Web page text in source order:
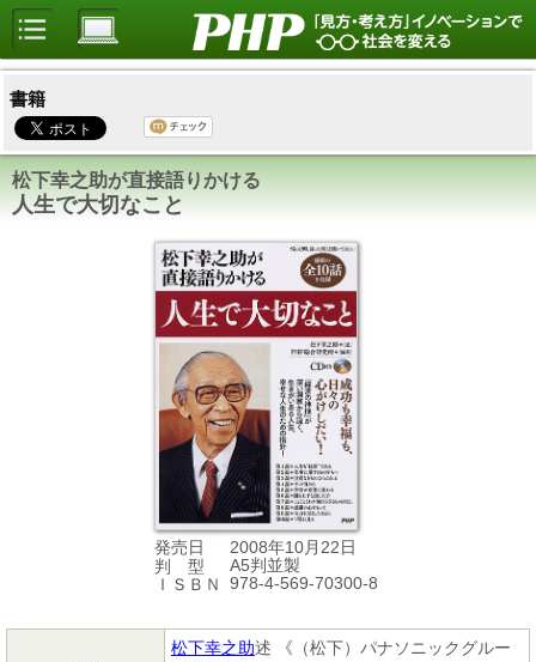
書籍
松下幸之助が直接語りかける
人生で大切なこと
発売日
2008年10月22日
判 型
A5判並製
ＩＳＢＮ
978-4-569-70300-8
松下幸之助述 《（松下）パナソニックグルー